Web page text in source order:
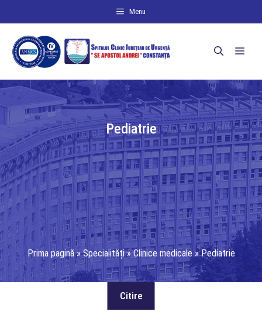
Menu
Prima pagină » Specialități » Clinice medicale »Pediatrie
Pediatrie